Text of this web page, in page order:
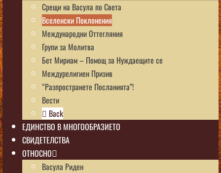
Срещи на Васула по Света
Вселенски Поклонения
Международни Оттегляния
Групи за Молитва
Бет Мириам – Помощ за Нуждаещите се
Междурелигиен Призив
“Разпространете Посланията”!
Вести
Back
ЕДИНСТВО В МНОГООБРАЗИЕТО
СВИДЕТЕЛСТВА
ОТНОСНО
Васула Риден